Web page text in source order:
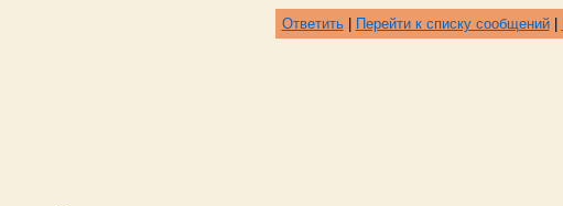
Ответить| Перейти к списку сообщений|